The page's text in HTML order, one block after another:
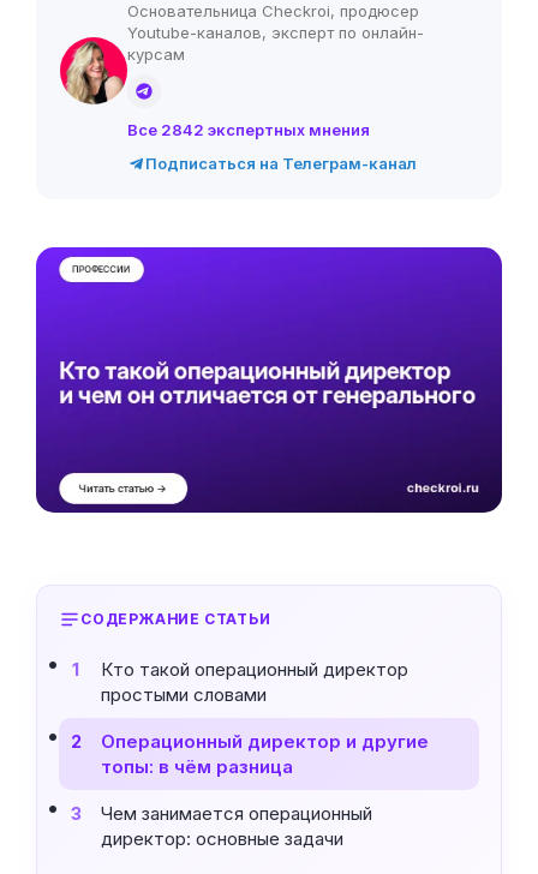
Основательница Checkroi, продюсер
Youtube-каналов, эксперт по онлайн-
курсам
Все 2842 экспертных мнения
Подписаться на Телеграм-канал
СОДЕРЖАНИЕ СТАТЬИ
1
Кто такой операционный директор
простыми словами
2
Операционный директор и другие
топы: в чём разница
3
Чем занимается операционный
директор: основные задачи